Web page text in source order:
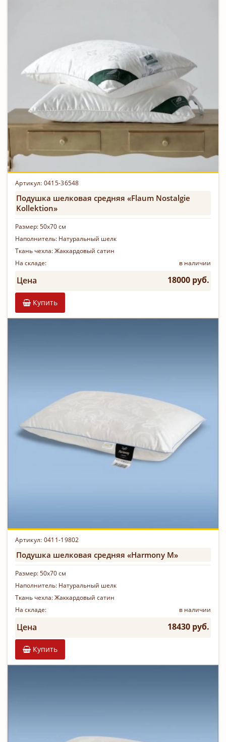
Артикул: 0415-36548
Подушка шелковая средняя «Flaum Nostalgie
Kollektion»
Размер:50х70 см
Наполнитель: Натуральный шелк
Ткань чехла:Жаккардовый сатин
На складе:
в наличии
Цена 18000 руб.
Купить
Артикул: 0411-19802
Подушка шелковая средняя «Harmony M»
Размер:50х70 см
Наполнитель: Натуральный шелк
Ткань чехла:Жаккардовый сатин
На складе:
в наличии
Цена 18430 руб.
Купить